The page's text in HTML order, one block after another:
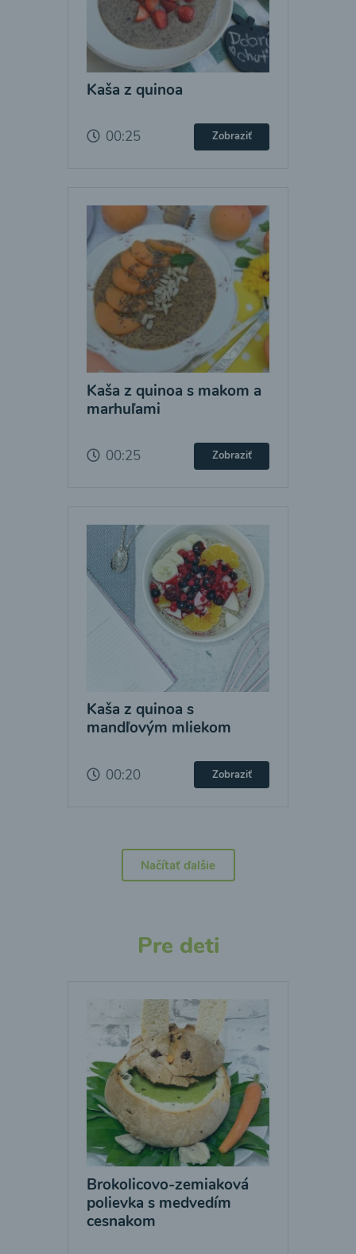
Kaša z quinoa
00:25 Zobraziť
Kaša z quinoa s makom a
marhuľami
00:25 Zobraziť
Kaša z quinoa s
mandľovým mliekom
00:20 Zobraziť
Načítať ďalšie
Pre deti
Brokolicovo-zemiaková
polievka s medvedím
cesnakom